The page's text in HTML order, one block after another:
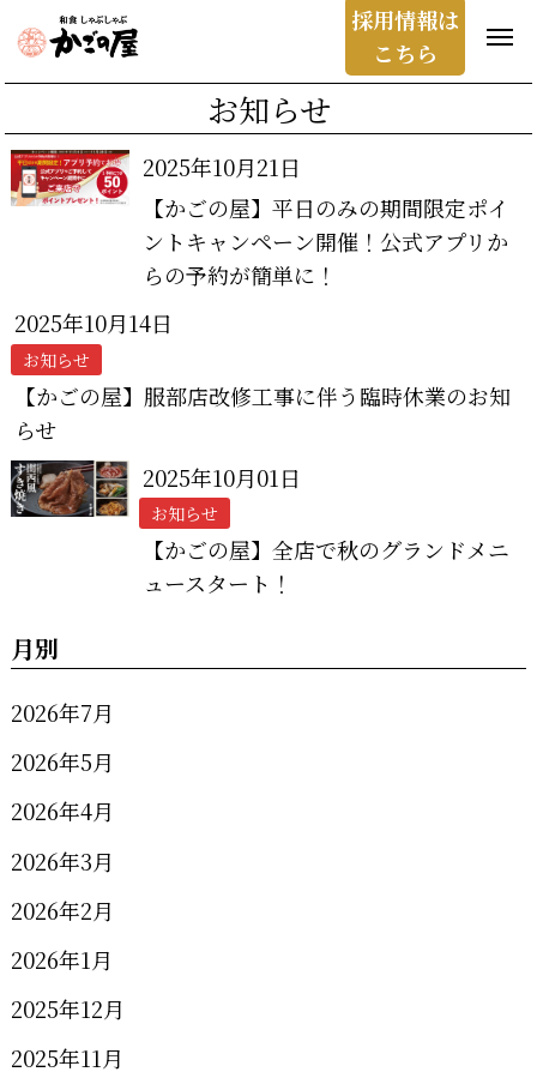
採用情報は
こちら
お知らせ
2025年10月21日
【かごの屋】平日のみの期間限定ポイ
ントキャンペーン開催！公式アプリか
らの予約が簡単に！
2025年10月14日
お知らせ
【かごの屋】服部店改修工事に伴う臨時休業のお知
らせ
2025年10月01日
お知らせ
【かごの屋】全店で秋のグランドメニ
ュースタート！
月別
2026年7月
2026年5月
2026年4月
2026年3月
2026年2月
2026年1月
2025年12月
2025年11月